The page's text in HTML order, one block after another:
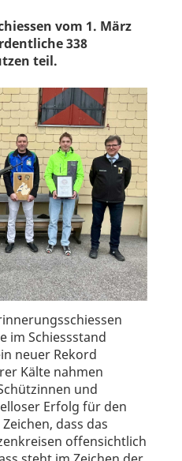
vom 1. März
338
teil.
im Schiessstand
neuer Rekord
Kälte nahmen
und
Erfolg für den
dass das
offensichtlich